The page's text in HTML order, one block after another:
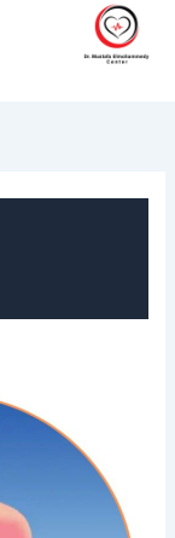
تخطي
المحتوى